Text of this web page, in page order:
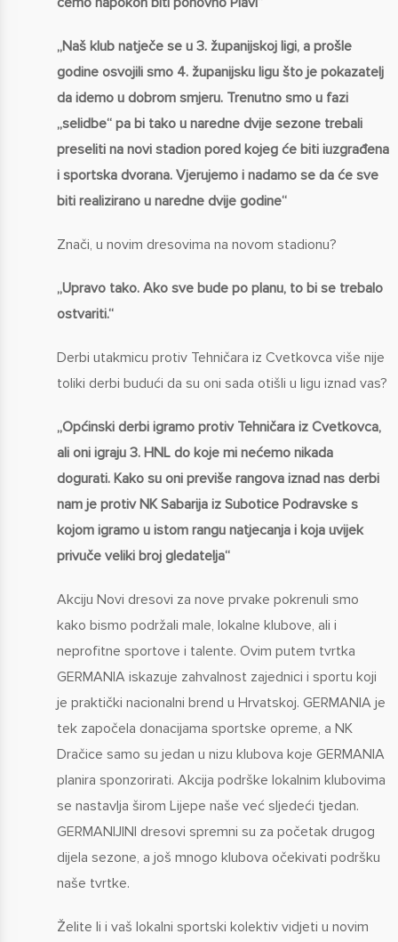
„Naš klub natječe se u 3. županijskoj ligi, a prošle
godine osvojili smo 4. županijsku ligu što je pokazatelj
da idemo u dobrom smjeru. Trenutno smo u fazi
„selidbe“ pa bi tako u naredne dvije sezone trebali
preseliti na novi stadion pored kojeg će biti iuzgrađena
i sportska dvorana. Vjerujemo i nadamo se da će sve
biti realizirano u naredne dvije godine“
Znači, u novim dresovima na novom stadionu?
„Upravo tako. Ako sve bude po planu, to bi se trebalo
ostvariti.“
Derbi utakmicu protiv Tehničara iz Cvetkovca više nije
toliki derbi budući da su oni sada otišli u ligu iznad vas?
„Općinski derbi igramo protiv Tehničara iz Cvetkovca,
ali oni igraju 3. HNL do koje mi nećemo nikada
dogurati. Kako su oni previše rangova iznad nas derbi
nam je protiv NK Sabarija iz Subotice Podravske s
kojom igramo u istom rangu natjecanja i koja uvijek
privuče veliki broj gledatelja“
Akciju Novi dresovi za nove prvake pokrenuli smo
kako bismo podržali male, lokalne klubove, ali i
neprofitne sportove i talente. Ovim putem tvrtka
GERMANIA iskazuje zahvalnost zajednici i sportu koji
je praktički nacionalni brend u Hrvatskoj. GERMANIA je
tek započela donacijama sportske opreme, a NK
Dračice samo su jedan u nizu klubova koje GERMANIA
planira sponzorirati. Akcija podrške lokalnim klubovima
se nastavlja širom Lijepe naše već sljedeći tjedan.
GERMANIJINI dresovi spremni su za početak drugog
dijela sezone, a još mnogo klubova očekivati podršku
naše tvrtke.
Želite li i vaš lokalni sportski kolektiv vidjeti u novim